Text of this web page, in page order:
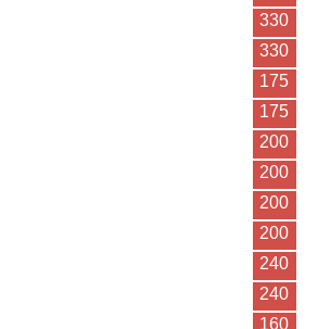
330
330
175
175
200
200
200
200
240
240
160